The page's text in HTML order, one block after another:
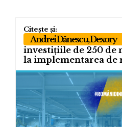
Andrei Dănescu, Dexory
investițiile de 250 de
la implementarea de